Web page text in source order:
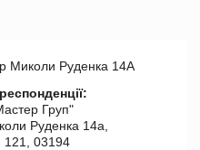
Миколи Руденка 14А
Груп"
Руденка 14а,
121, 03194